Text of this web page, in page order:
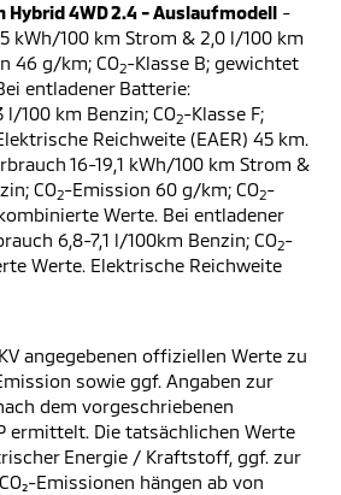
Hybrid 4WD 2.4 - Auslaufmodell -
kWh/100 km Strom & 2,0 l/100 km
46 g/km; CO2-Klasse B; gewichtet
entladener Batterie:
l/100 km Benzin; CO2-Klasse F;
Reichweite (EAER) 45 km.
16-19,1 kWh/100 km Strom &
CO2-Emission 60 g/km; CO2-
Werte. Bei entladener
6,8-7,1 l/100km Benzin; CO2-
Werte. Elektrische Reichweite
angegebenen offiziellen Werte zu
sowie ggf. Angaben zur
dem vorgeschriebenen
ermittelt. Die tatsächlichen Werte
Energie / Kraftstoff, ggf. zur
Emissionen hängen ab von